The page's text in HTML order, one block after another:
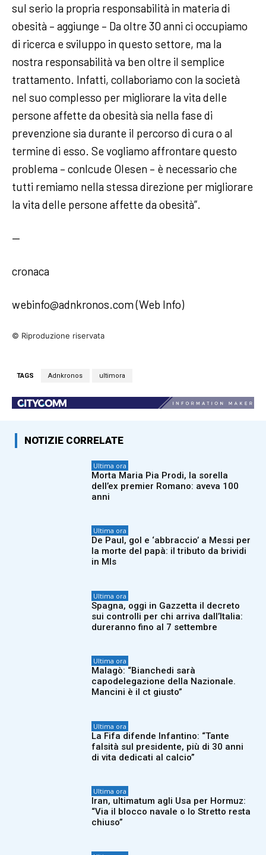
sul serio la propria responsabilità in materia di
obesità – aggiunge – Da oltre 30 anni ci occupiamo
di ricerca e sviluppo in questo settore, ma la
nostra responsabilità va ben oltre il semplice
trattamento. Infatti, collaboriamo con la società
nel suo complesso per migliorare la vita delle
persone affette da obesità sia nella fase di
prevenzione sia durante il percorso di cura o al
termine di esso. Se vogliamo affrontare questo
problema – conlcude Olesen – è necessario che
tutti remiamo nella stessa direzione per migliorare
la vita delle persone affette da obesità”.
—
cronaca
webinfo@adnkronos.com (Web Info)
© Riproduzione riservata
TAGS Adnkronos ultimora
NOTIZIE CORRELATE
Ultima ora
Morta Maria Pia Prodi, la sorella
dell’ex premier Romano: aveva 100
anni
Ultima ora
De Paul, gol e ‘abbraccio’ a Messi per
la morte del papà: il tributo da brividi
in Mls
Ultima ora
Spagna, oggi in Gazzetta il decreto
sui controlli per chi arriva dall’Italia:
dureranno fino al 7 settembre
Ultima ora
Malagò: “Bianchedi sarà
capodelegazione della Nazionale.
Mancini è il ct giusto”
Ultima ora
La Fifa difende Infantino: “Tante
falsità sul presidente, più di 30 anni
di vita dedicati al calcio”
Ultima ora
Iran, ultimatum agli Usa per Hormuz:
“Via il blocco navale o lo Stretto resta
chiuso”